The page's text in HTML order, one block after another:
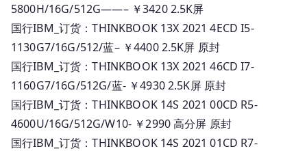
5800H/16G/512G——– ￥3420 2.5K屏
国行IBM_订货：THINKBOOK 13X 2021 4ECD I5-
1130G7/16G/512/蓝– ￥4400 2.5K屏 原封
国行IBM_订货：THINKBOOK 13X 2021 46CD I7-
1160G7/16G/512G/蓝- ￥4930 2.5K屏 原封
国行IBM_订货：THINKBOOK 14S 2021 00CD R5-
4600U/16G/512G/W10- ￥2990 高分屏 原封
国行IBM_订货：THINKBOOK 14S 2021 01CD R7-